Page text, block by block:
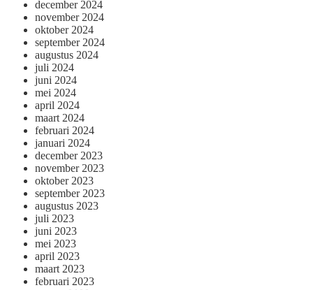
december 2024
november 2024
oktober 2024
september 2024
augustus 2024
juli 2024
juni 2024
mei 2024
april 2024
maart 2024
februari 2024
januari 2024
december 2023
november 2023
oktober 2023
september 2023
augustus 2023
juli 2023
juni 2023
mei 2023
april 2023
maart 2023
februari 2023